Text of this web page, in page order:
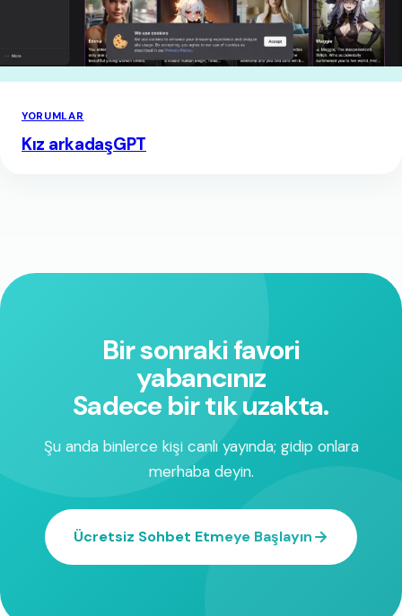
YORUMLAR
Kız arkadaşGPT
Bir sonraki favori
yabancınız
Sadece bir tık uzakta.
Şu anda binlerce kişi canlı yayında; gidip onlara
merhaba deyin.
Ücretsiz Sohbet Etmeye Başlayın